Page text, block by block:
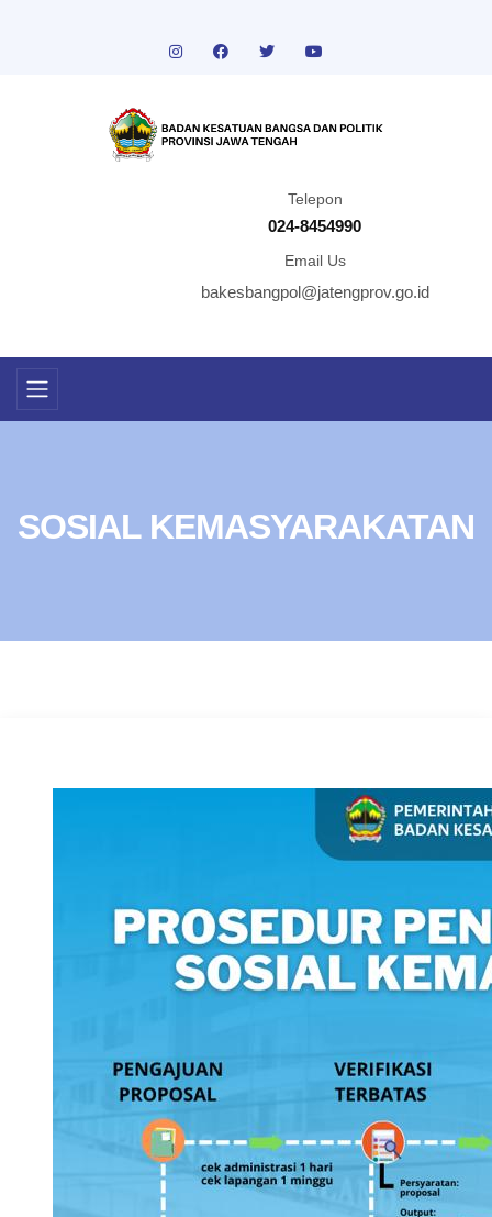
Telepon
024-8454990
Email Us
bakesbangpol@jatengprov.go.id
SOSIAL KEMASYARAKATAN